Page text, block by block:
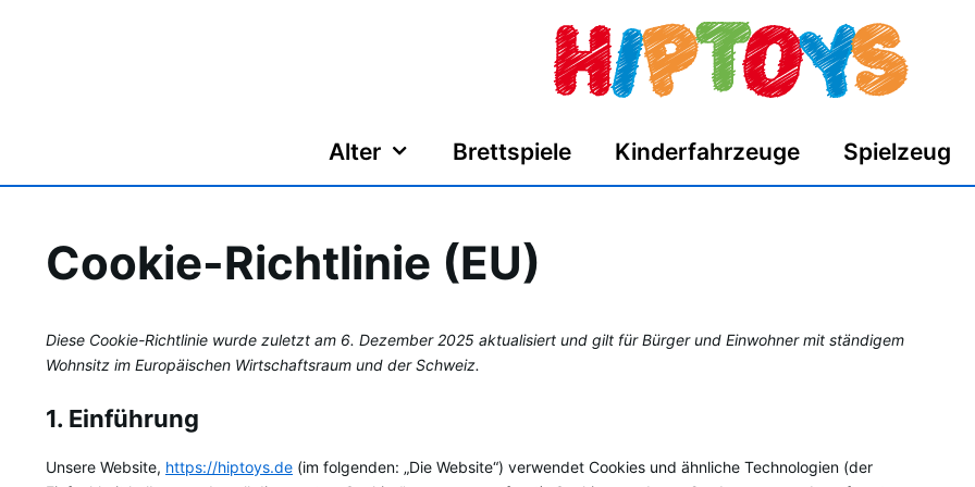
Alter Brettspiele Kinderfahrzeuge Spielzeug
Cookie-Richtlinie (EU)
Diese Cookie-Richtlinie wurde zuletzt am 6. Dezember 2025 aktualisiert und gilt für Bürger und Einwohner mit ständigem
Wohnsitz im Europäischen Wirtschaftsraum und der Schweiz.
1. Einführung
Unsere Website, https://hiptoys.de (im folgenden: „Die Website“) verwendet Cookies und ähnliche Technologien (der